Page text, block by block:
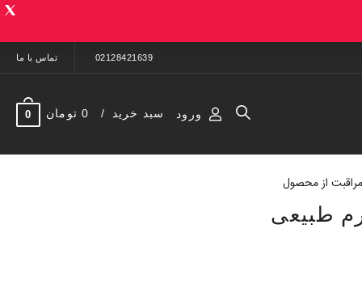
02128421639 تماس با ما
ورود سبد خرید 0 تومان 0
مراقبت از محصول
طبیعی